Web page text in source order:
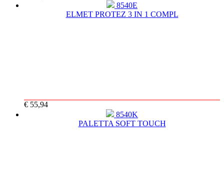
8540E
ELMET PROTEZ 3 IN 1 COMPL
€ 55,94
8540K
PALETTA SOFT TOUCH